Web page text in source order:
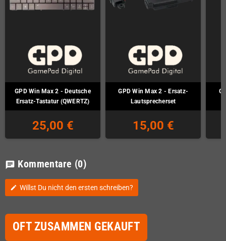
GPD Win Max 2 - Deutsche
Ersatz-Tastatur (QWERTZ)
25,00 €
GPD Win Max 2 - Ersatz-
Lautsprecherset
15,00 €
chat Kommentare (0)
edit Willst Du nicht den ersten schreiben?
OFT ZUSAMMEN GEKAUFT